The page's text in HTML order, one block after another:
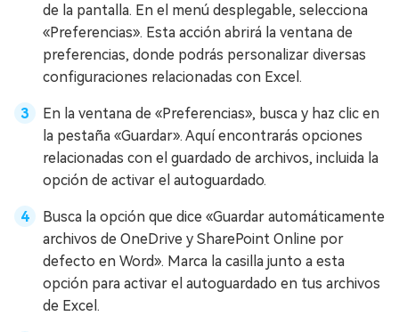
de la pantalla. En el menú desplegable, selecciona
«Preferencias». Esta acción abrirá la ventana de
preferencias, donde podrás personalizar diversas
configuraciones relacionadas con Excel.
En la ventana de «Preferencias», busca y haz clic en
la pestaña «Guardar». Aquí encontrarás opciones
relacionadas con el guardado de archivos, incluida la
opción de activar el autoguardado.
Busca la opción que dice «Guardar automáticamente
archivos de OneDrive y SharePoint Online por
defecto en Word». Marca la casilla junto a esta
opción para activar el autoguardado en tus archivos
de Excel.